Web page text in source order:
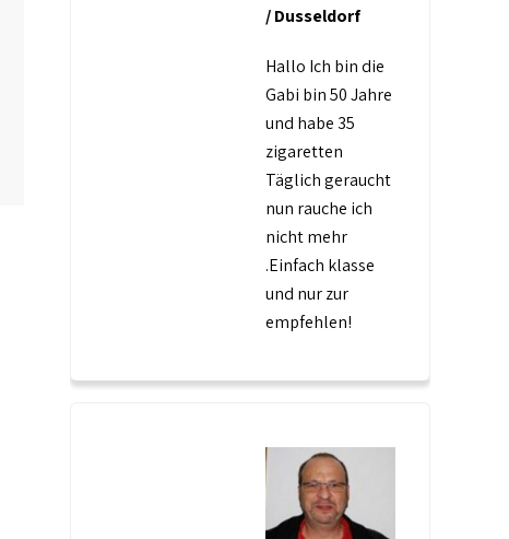
/ Dusseldorf
Hallo Ich bin die
Gabi bin 50 Jahre
und habe 35
zigaretten
Täglich geraucht
nun rauche ich
nicht mehr
.Einfach klasse
und nur zur
empfehlen!